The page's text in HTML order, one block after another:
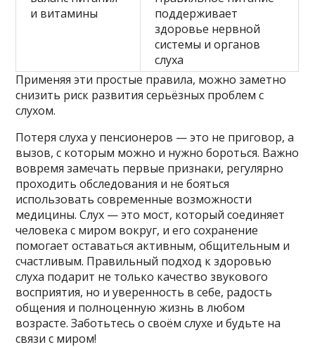
и витамины
поддерживает
здоровье нервной
системы и органов
слуха
Применяя эти простые правила, можно заметно
снизить риск развития серьёзных проблем с
слухом.
Потеря слуха у пенсионеров — это не приговор, а
вызов, с которым можно и нужно бороться. Важно
вовремя замечать первые признаки, регулярно
проходить обследования и не бояться
использовать современные возможности
медицины. Слух — это мост, который соединяет
человека с миром вокруг, и его сохранение
помогает оставаться активным, общительным и
счастливым. Правильный подход к здоровью
слуха подарит не только качество звукового
восприятия, но и уверенность в себе, радость
общения и полноценную жизнь в любом
возрасте. Заботьтесь о своём слухе и будьте на
связи с миром!